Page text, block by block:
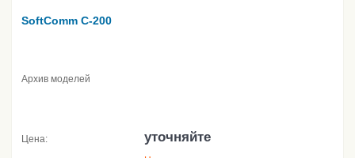
SoftComm C-200
Архив моделей
Цена: уточняйте